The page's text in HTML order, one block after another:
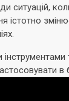
ситуацій,
істотно
в